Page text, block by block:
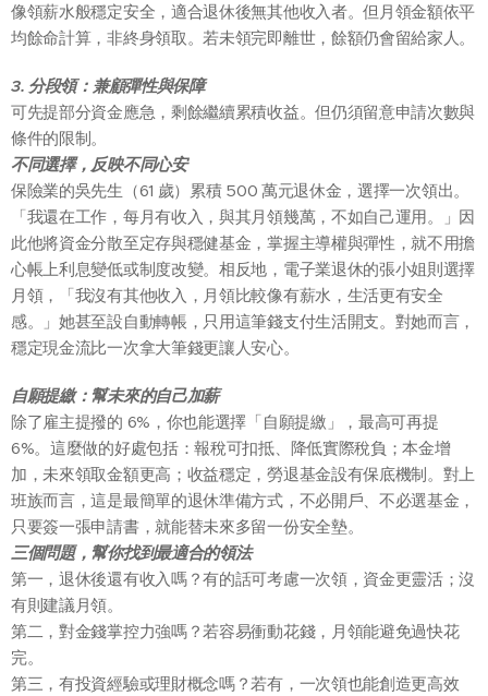
像領薪水般穩定安全，適合退休後無其他收入者。但月領金額依平
均餘命計算，非終身領取。若未領完即離世，餘額仍會留給家人。
3. 分段領：兼顧彈性與保障
可先提部分資金應急，剩餘繼續累積收益。但仍須留意申請次數與
條件的限制。
不同選擇，反映不同心安
保險業的吳先生（61 歲）累積 500 萬元退休金，選擇一次領出。
「我還在工作，每月有收入，與其月領幾萬，不如自己運用。」因
此他將資金分散至定存與穩健基金，掌握主導權與彈性，就不用擔
心帳上利息變低或制度改變。相反地，電子業退休的張小姐則選擇
月領，「我沒有其他收入，月領比較像有薪水，生活更有安全
感。」她甚至設自動轉帳，只用這筆錢支付生活開支。對她而言，
穩定現金流比一次拿大筆錢更讓人安心。
自願提繳：幫未來的自己加薪
除了雇主提撥的 6%，你也能選擇「自願提繳」，最高可再提
6%。這麼做的好處包括：報稅可扣抵、降低實際稅負；本金增
加，未來領取金額更高；收益穩定，勞退基金設有保底機制。對上
班族而言，這是最簡單的退休準備方式，不必開戶、不必選基金，
只要簽一張申請書，就能替未來多留一份安全墊。
三個問題，幫你找到最適合的領法
第一，退休後還有收入嗎？有的話可考慮一次領，資金更靈活；沒
有則建議月領。
第二，對金錢掌控力強嗎？若容易衝動花錢，月領能避免過快花
完。
第三，有投資經驗或理財概念嗎？若有，一次領也能創造更高效